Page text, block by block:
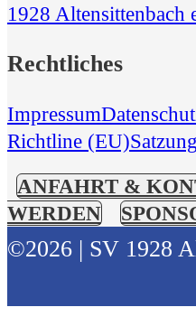
1928 Altensittenbach
Rechtliches
Impressum
Richtline (EU)
ANFAHRT &
WERDEN
©2026 | SV 1928